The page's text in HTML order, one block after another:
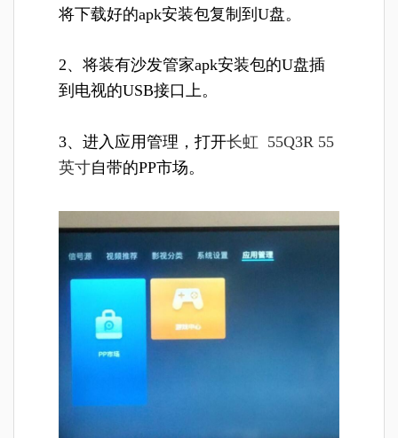
将下载好的apk安装包复制到U盘。
2、将装有沙发管家apk安装包的U盘插
到电视的USB接口上。
3、进入应用管理，打开长虹 55Q3R 55
英寸自带的PP市场。